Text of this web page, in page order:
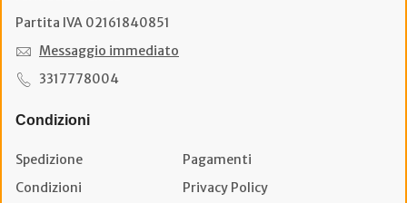
Partita IVA 02161840851
Messaggio immediato
3317778004
Condizioni
Spedizione
Pagamenti
Condizioni
Privacy Policy